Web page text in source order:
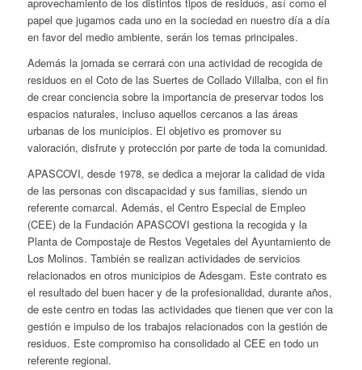
papel que jugamos cada uno en la sociedad en nuestro día a día
en favor del medio ambiente, serán los temas principales.
Además la jornada se cerrará con una actividad de recogida de
residuos en el Coto de las Suertes de Collado Villalba, con el fin
de crear conciencia sobre la importancia de preservar todos los
espacios naturales, incluso aquellos cercanos a las áreas
urbanas de los municipios. El objetivo es promover su
valoración, disfrute y protección por parte de toda la comunidad.
APASCOVI, desde 1978, se dedica a mejorar la calidad de vida
de las personas con discapacidad y sus familias, siendo un
referente comarcal. Además, el Centro Especial de Empleo
(CEE) de la Fundación APASCOVI gestiona la recogida y la
Planta de Compostaje de Restos Vegetales del Ayuntamiento de
Los Molinos. También se realizan actividades de servicios
relacionados en otros municipios de Adesgam. Este contrato es
el resultado del buen hacer y de la profesionalidad, durante años,
de este centro en todas las actividades que tienen que ver con la
gestión e impulso de los trabajos relacionados con la gestión de
residuos. Este compromiso ha consolidado al CEE en todo un
referente regional.